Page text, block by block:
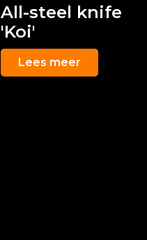
All-steel knife
'Koi'
Lees meer